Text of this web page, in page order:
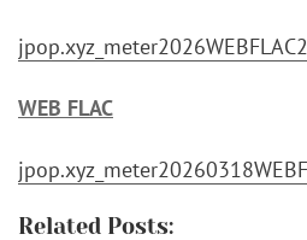
WEB FLAC
Related Posts: